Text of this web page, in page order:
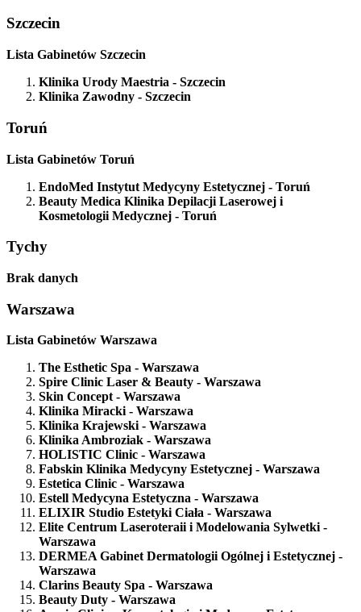
Szczecin
Lista Gabinetów Szczecin
Klinika Urody Maestria - Szczecin
Klinika Zawodny - Szczecin
Toruń
Lista Gabinetów Toruń
EndoMed Instytut Medycyny Estetycznej - Toruń
Beauty Medica Klinika Depilacji Laserowej i
Kosmetologii Medycznej - Toruń
Tychy
Brak danych
Warszawa
Lista Gabinetów Warszawa
The Esthetic Spa - Warszawa
Spire Clinic Laser & Beauty - Warszawa
Skin Concept- Warszawa
Klinika Miracki- Warszawa
Klinika Krajewski- Warszawa
Klinika Ambroziak - Warszawa
HOLISTIC Clinic - Warszawa
Fabskin Klinika Medycyny Estetycznej - Warszawa
Estetica Clinic - Warszawa
Estell Medycyna Estetyczna - Warszawa
ELIXIR Studio Estetyki Ciała - Warszawa
Elite Centrum Laseroteraii i Modelowania Sylwetki-
Warszawa
DERMEA Gabinet Dermatologii Ogólnej i Estetycznej -
Warszawa
Clarins Beauty Spa - Warszawa
Beauty Duty - Warszawa